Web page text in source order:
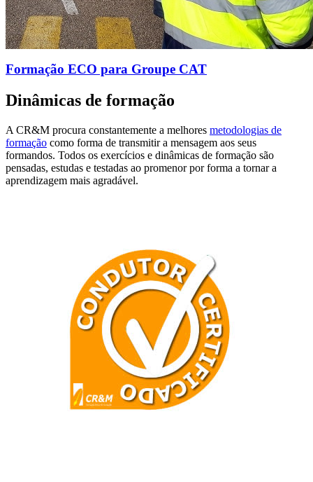
Formação ECO para Groupe CAT
Dinâmicas de formação
A CR&M procura constantemente a melhores metodologias de
formação como forma de transmitir a mensagem aos seus
formandos. Todos os exercícios e dinâmicas de formação são
pensadas, estudas e testadas ao promenor por forma a tornar a
aprendizagem mais agradável.